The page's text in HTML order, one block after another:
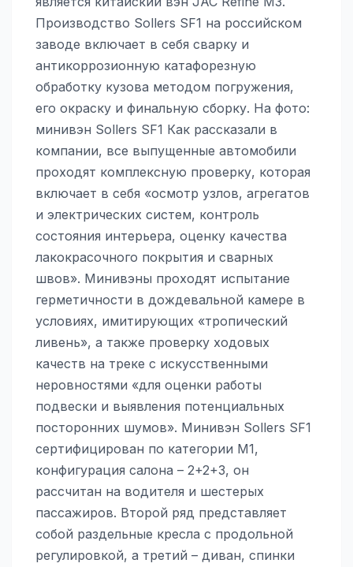
Производство Sollers SF1 на российском
заводе включает в себя сварку и
антикоррозионную катафорезную
обработку кузова методом погружения,
его окраску и финальную сборку. На фото:
минивэн Sollers SF1 Как рассказали в
компании, все выпущенные автомобили
проходят комплексную проверку, которая
включает в себя «осмотр узлов, агрегатов
и электрических систем, контроль
состояния интерьера, оценку качества
лакокрасочного покрытия и сварных
швов». Минивэны проходят испытание
герметичности в дождевальной камере в
условиях, имитирующих «тропический
ливень», а также проверку ходовых
качеств на треке с искусственными
неровностями «для оценки работы
подвески и выявления потенциальных
посторонних шумов». Минивэн Sollers SF1
сертифицирован по категории М1,
конфигурация салона – 2+2+3, он
рассчитан на водителя и шестерых
пассажиров. Второй ряд представляет
собой раздельные кресла с продольной
регулировкой, а третий – диван, спинки